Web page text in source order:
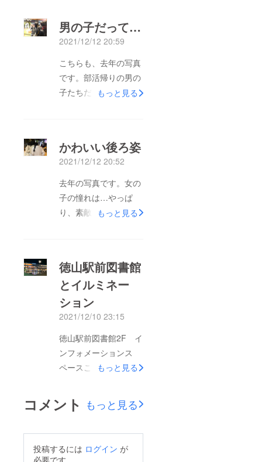
男の子だって…
2021/12/12 20:59
こちらも、去年の写真
です。部活帰りの男の
子たちだって、興味
さんを連れて帰ってき
てほしいな。みんな、
故郷が大好き～♡今年
は、いつもの場所がコ
ンサート会場へそして
を与える「サルビアウ
エディング」今年も開
催します。
もっと見る
かわいい後ろ姿
2021/12/12 20:52
去年の写真です。女の
子の憧れは…やっぱ
り、素敵なお嫁さんに
しいな！周南市で素敵
な暮らしをする若者を
増やしていきたいサル
ビアウエディングプロ
もっと見る
徳山駅前図書館
とイルミネー
ション
2021/12/10 23:15
徳山駅前図書館2F イ
ンフォメーションス
ペースここで、オープ
します。日ごろは、通
勤や通学でにぎわう場
ションが綺麗に輝き毎
もっと見る
コメント もっと見る
投稿するには ログイン が